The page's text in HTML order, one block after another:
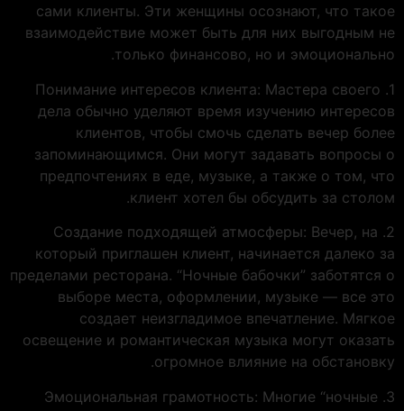
сами клиенты. Эти женщины осознают, что такое
взаимодействие может быть для них выгодным не
только финансово, но и эмоционально.
1. Понимание интересов клиента: Мастера своего
дела обычно уделяют время изучению интересов
клиентов, чтобы смочь сделать вечер более
запоминающимся. Они могут задавать вопросы о
предпочтениях в еде, музыке, а также о том, что
клиент хотел бы обсудить за столом.
2. Создание подходящей атмосферы: Вечер, на
который приглашен клиент, начинается далеко за
пределами ресторана. “Ночные бабочки” заботятся о
выборе места, оформлении, музыке — все это
создает неизгладимое впечатление. Мягкое
освещение и романтическая музыка могут оказать
огромное влияние на обстановку.
3. Эмоциональная грамотность: Многие “ночные